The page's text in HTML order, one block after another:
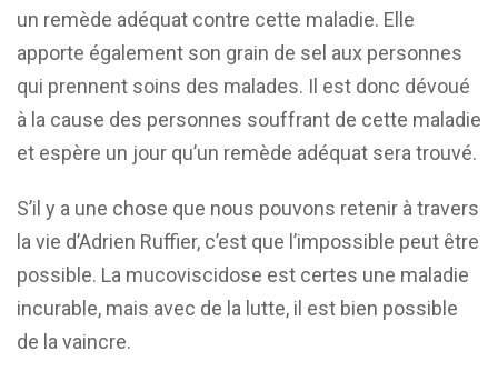
un remède adéquat contre cette maladie. Elle
apporte également son grain de sel aux personnes
qui prennent soins des malades. Il est donc dévoué
à la cause des personnes souffrant de cette maladie
et espère un jour qu’un remède adéquat sera trouvé.
S’il y a une chose que nous pouvons retenir à travers
la vie d’Adrien Ruffier, c’est que l’impossible peut être
possible. La mucoviscidose est certes une maladie
incurable, mais avec de la lutte, il est bien possible
de la vaincre.